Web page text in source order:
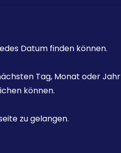
Datum finden können.
Tag, Monat oder Jahr
können.
zu gelangen.